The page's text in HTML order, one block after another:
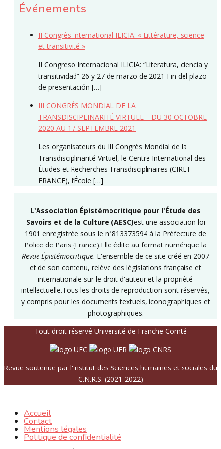
Événements
II Congrès International ILICIA: « Littérature, science
et transitivité »
II Congreso Internacional ILICIA: “Literatura, ciencia y
transitividad” 26 y 27 de marzo de 2021 Fin del plazo
de presentación […]
III CONGRÈS MONDIAL DE LA
TRANSDISCIPLINARITÉ VIRTUEL – DU 30 OCTOBRE
2020 AU 17 SEPTEMBRE 2021
Les organisateurs du III Congrès Mondial de la
Transdisciplinarité Virtuel, le Centre International des
Études et Recherches Transdisciplinaires (CIRET-
FRANCE), l’École […]
L'Association Épistémocritique pour l'Étude des
Savoirs et de la Culture (AESC)est une association loi
1901 enregistrée sous le n°813373594 à la Préfecture de
Police de Paris (France).Elle édite au format numérique la
Revue Épistémocritique. L'ensemble de ce site créé en 2007
et de son contenu, relève des législations française et
internationale sur le droit d'auteur et la propriété
intellectuelle.Tous les droits de reproduction sont réservés,
y compris pour les documents textuels, iconographiques et
photographiques.
Tout droit réservé Université de Franche Comté
Revue soutenue par l'Institut des Sciences humaines et sociales du
C.N.R.S. (2021-2022)
Accueil
Contact
Mentions légales
Politique de confidentialité